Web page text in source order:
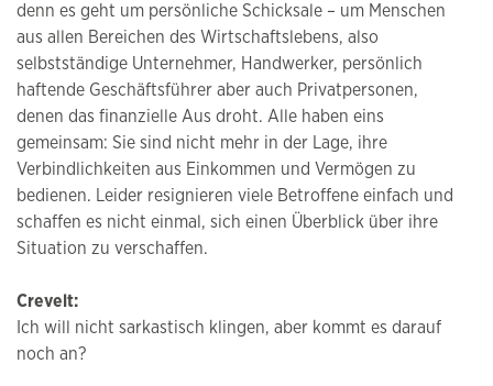
denn es geht um persönliche Schicksale – um Menschen
aus allen Bereichen des Wirtschaftslebens, also
selbstständige Unternehmer, Handwerker, persönlich
haftende Geschäftsführer aber auch Privatpersonen,
denen das finanzielle Aus droht. Alle haben eins
gemeinsam: Sie sind nicht mehr in der Lage, ihre
Verbindlichkeiten aus Einkommen und Vermögen zu
bedienen. Leider resignieren viele Betroffene einfach und
schaffen es nicht einmal, sich einen Überblick über ihre
Situation zu verschaffen.
Crevelt:
Ich will nicht sarkastisch klingen, aber kommt es darauf
noch an?